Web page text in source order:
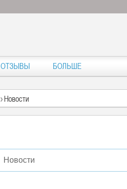
ОТЗЫВЫ БОЛЬШЕ
Новости
Новости